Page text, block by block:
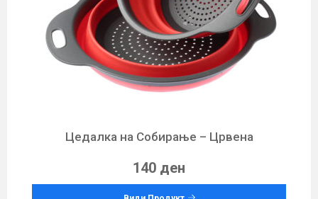
Цедалкa на Собирање – Црвена
140 ден